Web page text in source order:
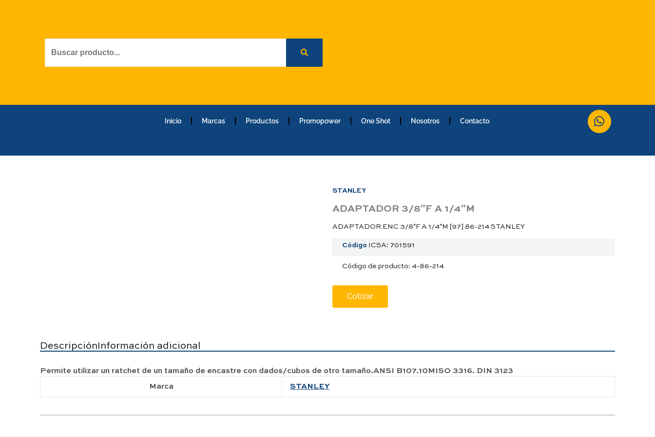
Inicio Marcas Productos Promopower One Shot Nosotros Contacto
W
h
STANLEY
ADAPTADOR 3/8″F A 1/4″M
ADAPTADOR ENC 3/8″F A 1/4″M [97] 86-214 STANLEY
Código ICSA: 701591
Código de producto: 4-86-214
Cotizar
DescripciónInformación adicional
Permite utilizar un ratchet de un tamaño de encastre con dados/cubos de otro tamaño.ANSI B107.10MISO 3316. DIN 3123
Marca
STANLEY